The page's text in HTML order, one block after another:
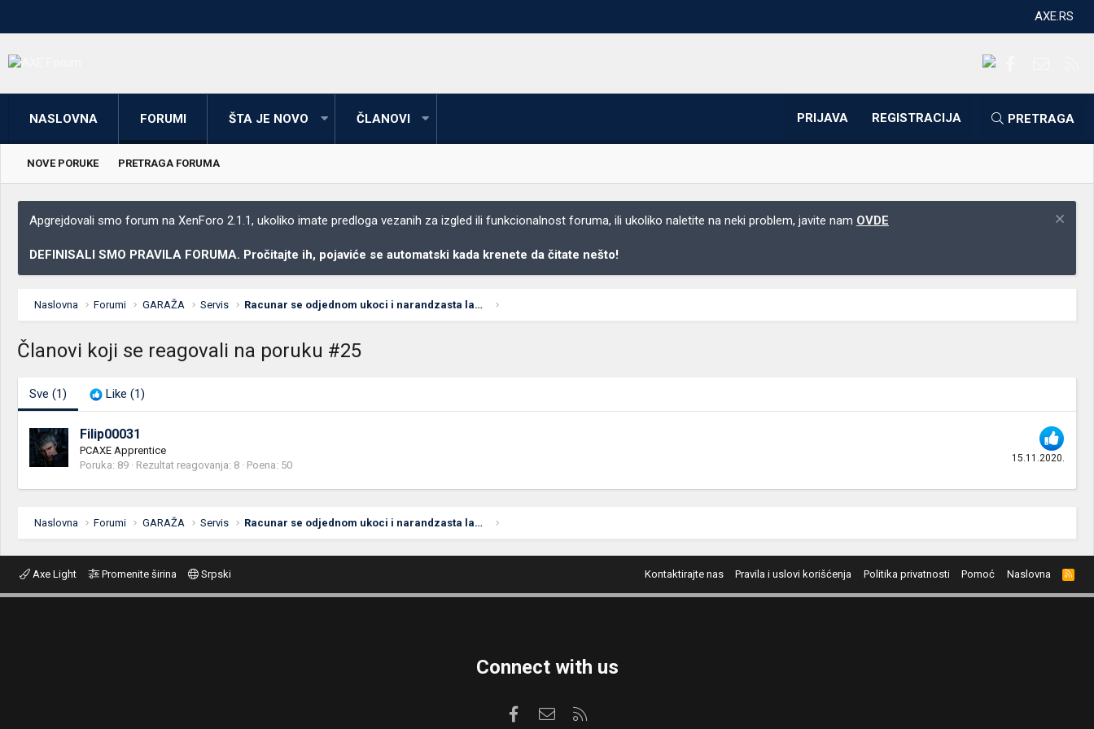
AXE.RS
NASLOVNA FORUMI ŠTA JE NOVO ČLANOVI PRIJAVA REGISTRACIJA PRETRAGA
NOVE PORUKE PRETRAGA FORUMA
Apgrejdovali smo forum na XenForo 2.1.1, ukoliko imate predloga vezanih za izgled ili funkcionalnost foruma, ili ukoliko naletite na neki problem, javite nam OVDE
DEFINISALI SMO PRAVILA FORUMA. Pročitajte ih, pojaviće se automatski kada krenete da čitate nešto!
Naslovna Forumi GARAŽA Servis Racunar se odjednom ukoci i narandzasta lampica na maticnoj
Članovi koji se reagovali na poruku #25
Sve (1) Like (1)
15.11.2020.
Filip00031
PCAXE Apprentice
Poruka 89 Rezultat reagovanja 8 Poena 50
Naslovna Forumi GARAŽA Servis Racunar se odjednom ukoci i narandzasta lampica na maticnoj
Axe Light Promenite širina Srpski Kontaktirajte nas Pravila i uslovi korišćenja Politika privatnosti Pomoć Naslovna
R
S
S
Connect with us
FacebookKontaktirajte nas